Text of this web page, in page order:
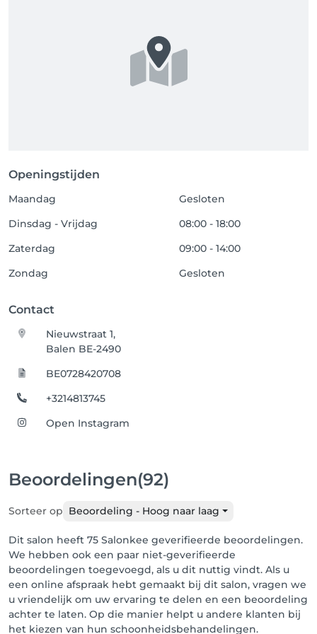
Openingstijden
Maandag
Gesloten
Dinsdag - Vrijdag
08:00 - 18:00
Zaterdag
09:00 - 14:00
Zondag
Gesloten
Contact
Nieuwstraat 1,
Balen BE-2490
BE0728420708
+3214813745
Open Instagram
Beoordelingen(92)
Sorteer op Beoordeling - Hoog naar laag
Dit salon heeft 75 Salonkee geverifieerde beoordelingen.
We hebben ook een paar niet-geverifieerde
beoordelingen toegevoegd, als u dit nuttig vindt. Als u
een online afspraak hebt gemaakt bij dit salon, vragen we
u vriendelijk om uw ervaring te delen en een beoordeling
achter te laten. Op die manier helpt u andere klanten bij
het kiezen van hun schoonheidsbehandelingen.